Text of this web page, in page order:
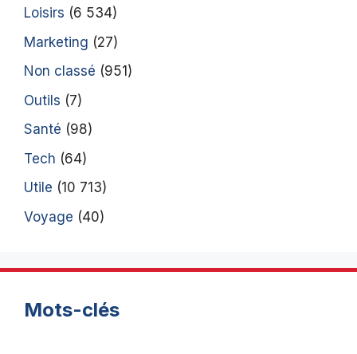
Loisirs (6 534)
Marketing (27)
Non classé (951)
Outils (7)
Santé (98)
Tech (64)
Utile (10 713)
Voyage (40)
Mots-clés